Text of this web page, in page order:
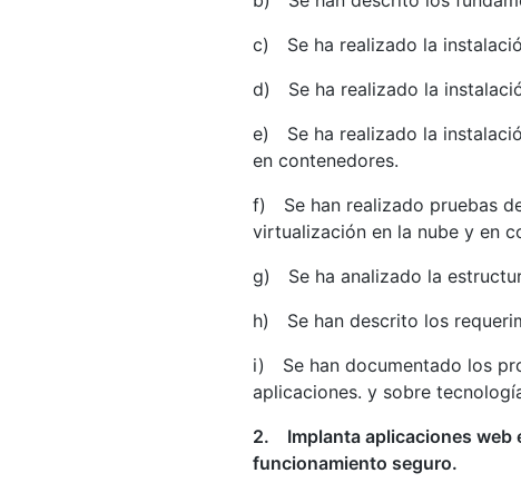
c) Se ha realizado la
d) Se ha realizado la
e) Se ha realizado la
en contenedores.
f) Se han realizado pruebas
virtualización en la nube y en
g) Se ha analizado la
h) Se han descrito los
i) Se han documentado los
aplicaciones. y sobre
2. Implanta aplicaciones web
funcionamiento seguro.